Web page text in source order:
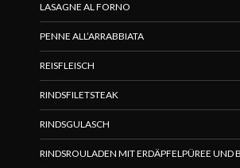
LASAGNE AL FORNO
PENNE ALL’ARRABBIATA
REISFLEISCH
RINDSFILETSTEAK
RINDSGULASCH
RINDSROULADEN MIT ERDÄPFELPÜREE UND